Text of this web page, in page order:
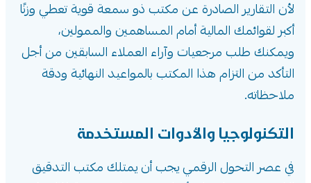
لأن التقارير الصادرة عن مكتب ذو سمعة قوية تعطي وزنًا
أكبر لقوائمك المالية أمام المساهمين والممولين،
ويمكنك طلب مرجعيات وآراء العملاء السابقين من أجل
التأكد من التزام هذا المكتب بالمواعيد النهائية ودقة
ملاحظاته.
التكنولوجيا والأدوات المستخدمة
في عصر التحول الرقمي يجب أن يمتلك مكتب التدقيق